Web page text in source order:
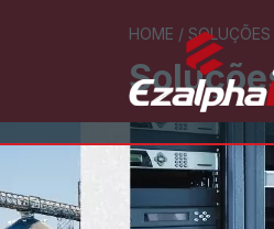
HOME / SOLUÇÕES